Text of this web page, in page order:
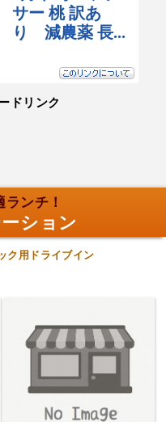
ドリンク
ンチ！
ション
ク用ドライブイン